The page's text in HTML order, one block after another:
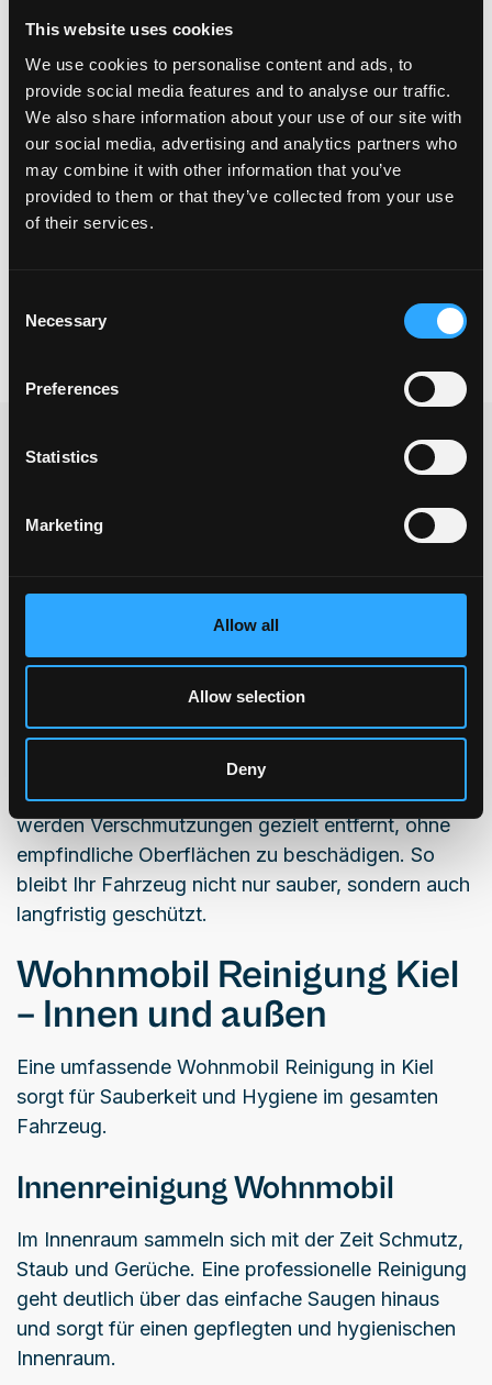
This website uses cookies
We use cookies to personalise content and ads, to
provide social media features and to analyse our traffic.
We also share information about your use of our site with
our social media, advertising and analytics partners who
may combine it with other information that you’ve
provided to them or that they’ve collected from your use
of their services.
Selection
Necessary
Preferences
Statistics
Marketing
Allow all
Allow selection
Deny
Standort & Kontakt
SAUBERMACHER – Autoaufbereitung Kiel
Daimlerstr. 1
24109 Kiel
0171 / 278 81 17
kiel@saubermacher.team
Wohnmobil waschen Kiel –
gründlich und schonend
möchten, profitieren Sie von einer gründlichen und
materialschonenden Reinigung. Große Flächen,
empfindliche Bauteile und schwer erreichbare
Bereiche machen die Reinigung eines Wohnmobils
Beim professionellen Wohnmobil waschen in Kiel
werden Verschmutzungen gezielt entfernt, ohne
empfindliche Oberflächen zu beschädigen. So
bleibt Ihr Fahrzeug nicht nur sauber, sondern auch
langfristig geschützt.
Wohnmobil Reinigung Kiel
– Innen und außen
Eine umfassende Wohnmobil Reinigung in Kiel
sorgt für Sauberkeit und Hygiene im gesamten
Fahrzeug.
Innenreinigung Wohnmobil
Im Innenraum sammeln sich mit der Zeit Schmutz,
Staub und Gerüche. Eine professionelle Reinigung
geht deutlich über das einfache Saugen hinaus
und sorgt für einen gepflegten und hygienischen
Innenraum.